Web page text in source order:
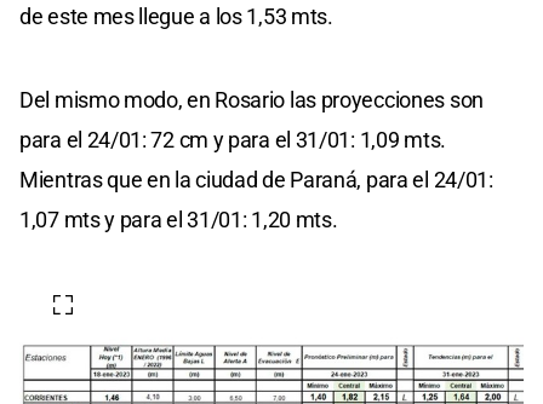
de este mes llegue a los 1,53 mts.
Del mismo modo, en Rosario las proyecciones son
para el 24/01: 72 cm y para el 31/01: 1,09 mts.
Mientras que en la ciudad de Paraná, para el 24/01:
1,07 mts y para el 31/01: 1,20 mts.